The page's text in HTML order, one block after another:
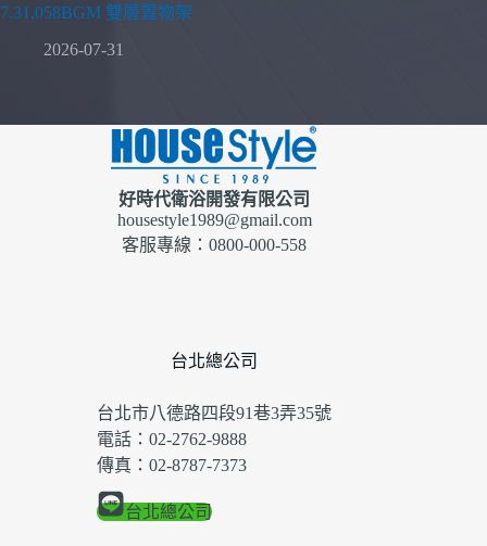
7.31.058BGM 雙層置物架
2026-07-31
好時代衛浴開發有限公司
housestyle1989@gmail.com
客服專線：0800-000-558
台北總公司
台北市八德路四段91巷3弄35號
電話：02-2762-9888
傳真：02-8787-7373
台北總公司